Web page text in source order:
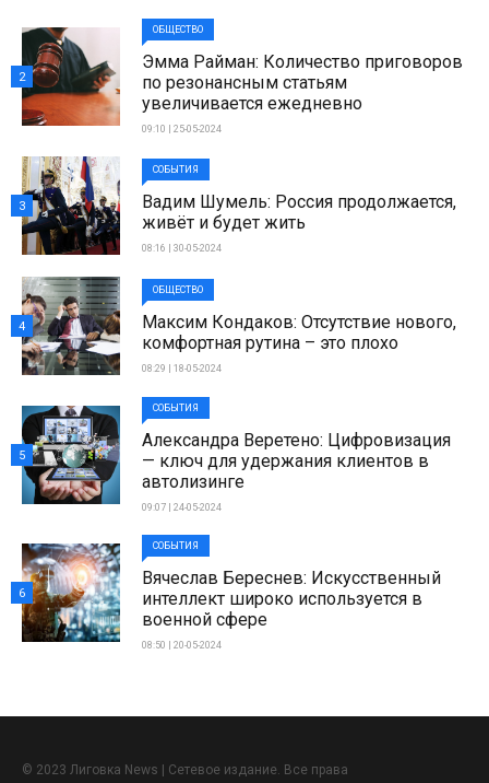
ОБЩЕСТВО
Эмма Райман: Количество приговоров
по резонансным статьям
увеличивается ежедневно
09:10 | 25-05-2024
2
СОБЫТИЯ
Вадим Шумель: Россия продолжается,
живёт и будет жить
08:16 | 30-05-2024
3
ОБЩЕСТВО
Максим Кондаков: Отсутствие нового,
комфортная рутина – это плохо
08:29 | 18-05-2024
4
СОБЫТИЯ
Александра Веретено: Цифровизация
— ключ для удержания клиентов в
автолизинге
09:07 | 24-05-2024
5
СОБЫТИЯ
Вячеслав Береснев: Искусственный
интеллект широко используется в
военной сфере
08:50 | 20-05-2024
6
© 2023 Лиговка News | Сетевое издание. Все права